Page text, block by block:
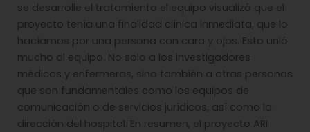
se desarrolle el tratamiento el equipo visualizó que el
proyecto tenía una finalidad clínica inmediata, que lo
hacíamos por una persona con cara y ojos. Esto unió
mucho al equipo. No solo a los investigadores
médicos y enfermeras, sino también a otras personas
que son fundamentales como los equipos de
comunicación o de servicios jurídicos, así como la
dirección del hospital. En resumen, el proyecto ARI